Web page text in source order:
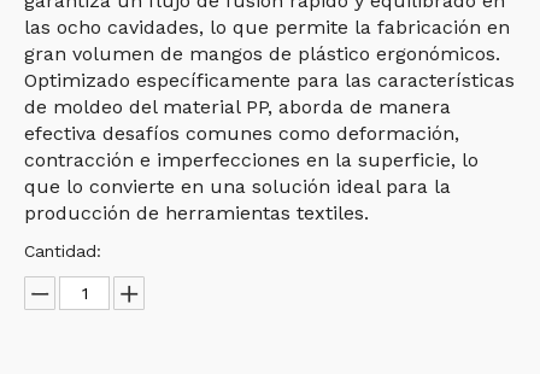
las ocho cavidades, lo que permite la fabricación en
gran volumen de mangos de plástico ergonómicos.
Optimizado específicamente para las características
de moldeo del material PP, aborda de manera
efectiva desafíos comunes como deformación,
contracción e imperfecciones en la superficie, lo
que lo convierte en una solución ideal para la
producción de herramientas textiles.
Cantidad: